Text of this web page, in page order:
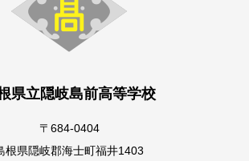
県立隠岐島前高等学校
〒684-0404
根県隠岐郡海士町福井1403